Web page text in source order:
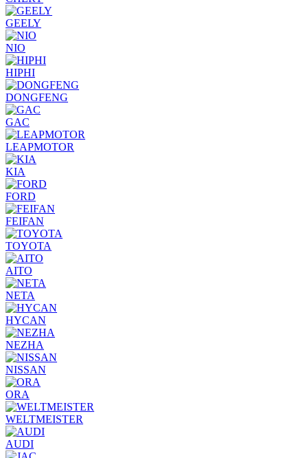
GEELY
NIO
HIPHI
DONGFENG
GAC
LEAPMOTOR
KIA
FORD
FEIFAN
TOYOTA
AITO
NETA
HYCAN
NEZHA
NISSAN
ORA
WELTMEISTER
AUDI